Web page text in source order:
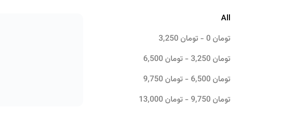
All
تومان
- تومان
تومان
- تومان
تومان
- تومان
تومان
- تومان